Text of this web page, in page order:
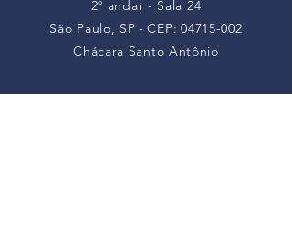
2º andar - Sala 24
São Paulo, SP -CEP: 04715-002
Chácara Santo Antônio